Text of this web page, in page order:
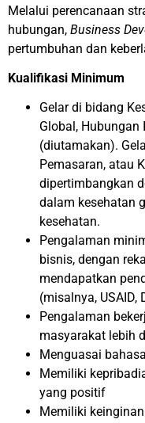
Melalui perencanaan
hubungan, Business
pertumbuhan dan
Kualifikasi Minimum
Gelar di bidang
Global,
(diutamakan).
Pemasaran, atau
dipertimbangkan
dalam kesehatan
kesehatan.
Pengalaman
bisnis, dengan
mendapatkan
(misalnya, USAID,
Pengalaman
masyarakat lebih
Menguasai
Memiliki
yang positif
Memiliki